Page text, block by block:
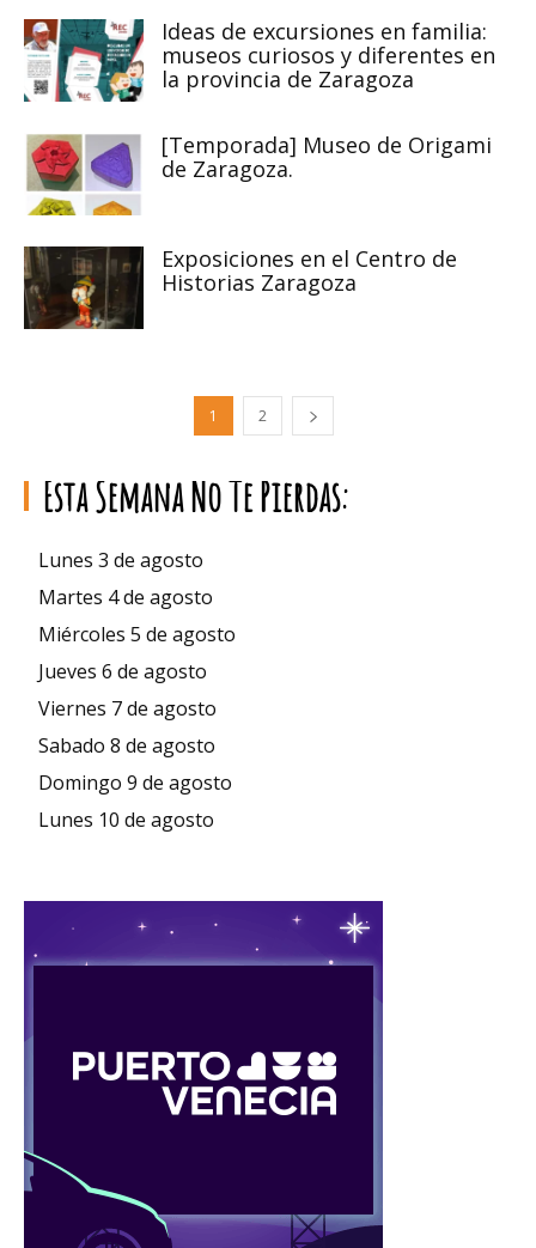
Ideas de excursiones en familia:
museos curiosos y diferentes en
la provincia de Zaragoza
[Temporada] Museo de Origami
de Zaragoza.
Exposiciones en el Centro de
Historias Zaragoza
1 2
Esta Semana No Te Pierdas:
Lunes 3 de agosto
Martes 4 de agosto
Miércoles 5 de agosto
Jueves 6 de agosto
Viernes 7 de agosto
Sabado 8 de agosto
Domingo 9 de agosto
Lunes 10 de agosto